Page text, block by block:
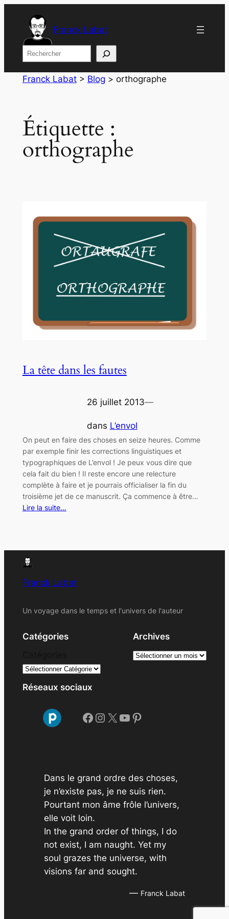
contenu
Franck Labat
Rechercher
Franck Labat> Blog > orthographe
Étiquette :
orthographe
La tête dans les fautes
26 juillet 2013—
dans L’envol
On peut en faire des choses en seize heures. Comme
par exemple finir les corrections linguistiques et
typographiques de L’envol ! Je peux vous dire que
cela fait du bien ! Il reste encore une relecture
complète à faire et je pourrais officialiser la fin du
troisième jet de ce manuscrit. Ça commence à être…
Lire la suite…
Franck Labat
Un voyage dans le temps et l'univers de l'auteur
Catégories
Archives
A
v
Réseaux sociaux
Facebook Instagram X YouTube Pinterest
Dans le grand ordre des choses,
je n’existe pas, je ne suis rien.
Pourtant mon âme frôle l’univers,
elle voit loin.
In the grand order of things, I do
not exist, I am naught. Yet my
soul grazes the universe, with
visions far and sought.
— Franck Labat